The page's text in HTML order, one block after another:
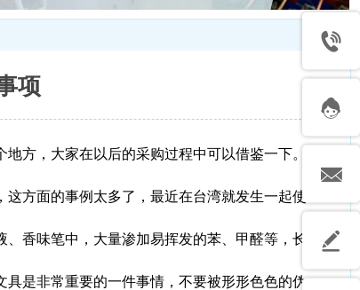
项
方，大家在以后的采购过程中可以借鉴一下。
方面的事例太多了，最近在台湾就发生一起使
香味笔中，大量渗加易挥发的苯、甲醛等，长
是非常重要的一件事情，不要被形形色色的伪